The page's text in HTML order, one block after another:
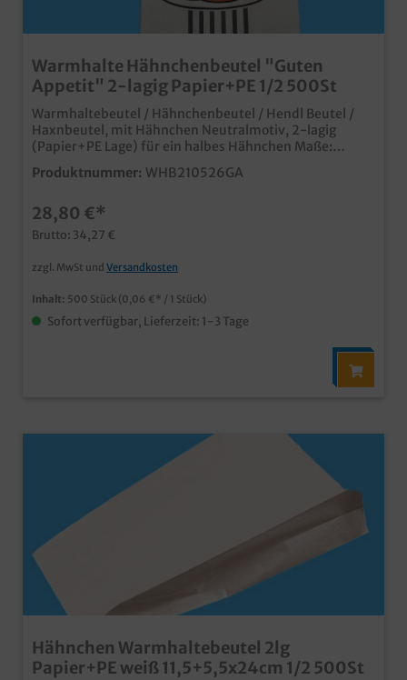
Warmhalte Hähnchenbeutel "Guten
Appetit" 2-lagig Papier+PE 1/2 500St
Warmhaltebeutel / Hähnchenbeutel / Hendl Beutel /
Haxnbeutel, mit Hähnchen Neutralmotiv, 2-lagig
(Papier+PE Lage) für ein halbes Hähnchen Maße:
110x55x240mm 500 Stück im Karton praktischer
zweilagiger Warmhaltebeutel aus Papier mit PE
Verkauf des beliebten Imbissprodukts dicht und
isolierend, ideal für Hähnchen, Hendl, Broiler und
Haxenzusätzlich eingerollter und verklebter Boden
verhindert das Auslaufen bereits ab 10.000 Stück
individuell bedruckbar, fragen Sie unseren
Kundenservice einem Angebot
Produktnummer: WHB210526GA
28,80 €*
Brutto: 34,27 €
zzgl. MwSt und Versandkosten
Inhalt: 500 Stück (0,06 €* / 1 Stück)
Sofort verfügbar, Lieferzeit: 1-3 Tage
Hähnchen Warmhaltebeutel 2lg
Papier+PE weiß 11,5+5,5x24cm 1/2 500St